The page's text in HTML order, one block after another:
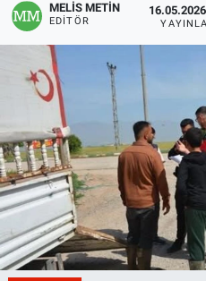
MELİS METİN
EDITÖR